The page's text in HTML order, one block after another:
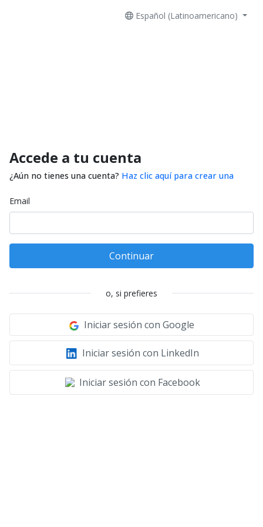
Español (Latinoamericano)
Accede a tu cuenta
¿Aún no tienes una cuenta? Haz clic aquí para crear una
Email
Continuar
o, si prefieres
Iniciar sesión con Google
Iniciar sesión con LinkedIn
Iniciar sesión con Facebook